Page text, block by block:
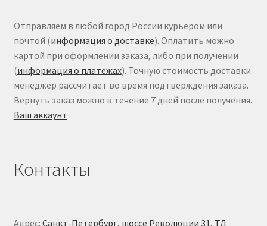
Отправляем в любой город России курьером или
почтой (информация о доставке). Оплатить можно
картой при оформлении заказа, либо при получении
(информация о платежах). Точную стоимость доставки
менеджер рассчитает во время подтверждения заказа.
Вернуть заказ можно в течение 7 дней после получения.
Ваш аккаунт
Контакты
Адрес: Санкт-Петербург, шоссе Революции 31, ТД